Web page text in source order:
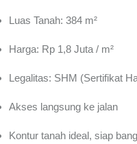
Luas Tanah: 384 m²
Harga: Rp 1,8 Juta / m²
Legalitas: SHM (Sertifikat
Akses langsung ke jalan
Kontur tanah ideal, siap